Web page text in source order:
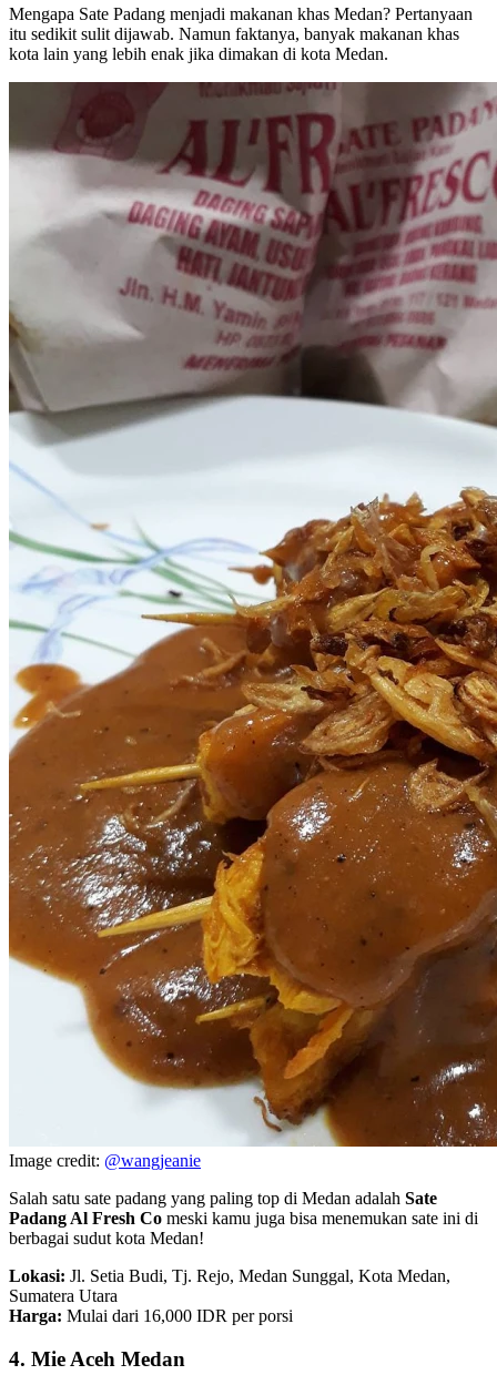
Mengapa Sate Padang menjadi makanan khas Medan? Pertanyaan
itu sedikit sulit dijawab. Namun faktanya, banyak makanan khas
kota lain yang lebih enak jika dimakan di kota Medan.
Image credit: @wangjeanie
Salah satu sate padang yang paling top di Medan adalah Sate
Padang Al Fresh Co meski kamu juga bisa menemukan sate ini di
berbagai sudut kota Medan!
Lokasi: Jl. Setia Budi, Tj. Rejo, Medan Sunggal, Kota Medan,
Sumatera Utara
Harga: Mulai dari 16,000 IDR per porsi
4. Mie Aceh Medan